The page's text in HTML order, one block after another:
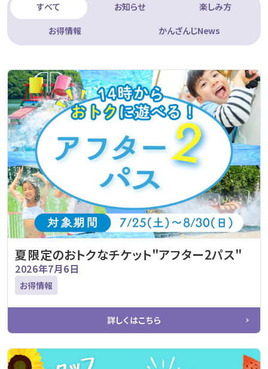
すべて お知らせ
楽しみ方
お得情報
かんざんじNews
夏限定のおトクなチケット"アフター2パス"
2026年7月6日
お得情報
詳しくはこちら